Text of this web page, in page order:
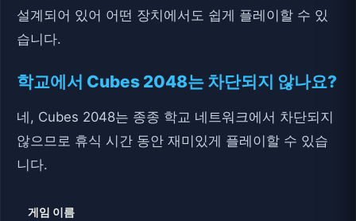
설계되어 있어 어떤 장치에서도 쉽게 플레이할 수 있
습니다.
학교에서 Cubes 2048는 차단되지 않나요?
네, Cubes 2048는 종종 학교 네트워크에서 차단되지
않으므로 휴식 시간 동안 재미있게 플레이할 수 있습
니다.
게임 이름